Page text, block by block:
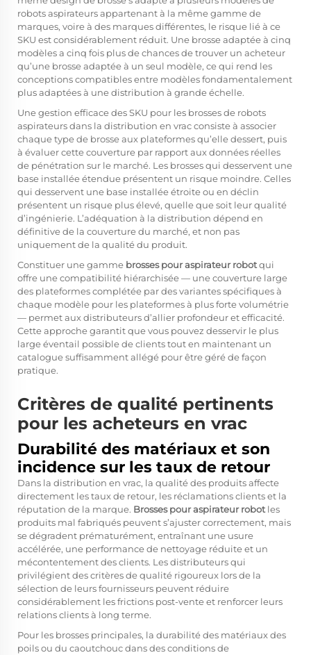
robots aspirateurs appartenant à la même gamme de
marques, voire à des marques différentes, le risque lié à ce
SKU est considérablement réduit. Une brosse adaptée à cinq
modèles a cinq fois plus de chances de trouver un acheteur
qu’une brosse adaptée à un seul modèle, ce qui rend les
conceptions compatibles entre modèles fondamentalement
plus adaptées à une distribution à grande échelle.
Une gestion efficace des SKU pour les brosses de robots
aspirateurs dans la distribution en vrac consiste à associer
chaque type de brosse aux plateformes qu’elle dessert, puis
à évaluer cette couverture par rapport aux données réelles
de pénétration sur le marché. Les brosses qui desservent une
base installée étendue présentent un risque moindre. Celles
qui desservent une base installée étroite ou en déclin
présentent un risque plus élevé, quelle que soit leur qualité
d’ingénierie. L’adéquation à la distribution dépend en
définitive de la couverture du marché, et non pas
uniquement de la qualité du produit.
Constituer une gamme brosses pour aspirateur robotqui
offre une compatibilité hiérarchisée — une couverture large
des plateformes complétée par des variantes spécifiques à
chaque modèle pour les plateformes à plus forte volumétrie
— permet aux distributeurs d’allier profondeur et efficacité.
Cette approche garantit que vous pouvez desservir le plus
large éventail possible de clients tout en maintenant un
catalogue suffisamment allégé pour être géré de façon
pratique.
Critères de qualité pertinents
pour les acheteurs en vrac
Durabilité des matériaux et son
incidence sur les taux de retour
Dans la distribution en vrac, la qualité des produits affecte
directement les taux de retour, les réclamations clients et la
réputation de la marque. Brosses pour aspirateur robot les
produits mal fabriqués peuvent s’ajuster correctement, mais
se dégradent prématurément, entraînant une usure
accélérée, une performance de nettoyage réduite et un
mécontentement des clients. Les distributeurs qui
privilégient des critères de qualité rigoureux lors de la
sélection de leurs fournisseurs peuvent réduire
considérablement les frictions post-vente et renforcer leurs
relations clients à long terme.
Pour les brosses principales, la durabilité des matériaux des
poils ou du caoutchouc dans des conditions de